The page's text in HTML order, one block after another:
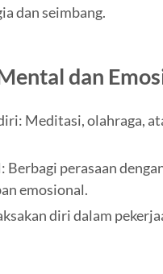
dan seimbang.
dan
Meditasi, olahraga,
perasaan
emosional.
diri dalam